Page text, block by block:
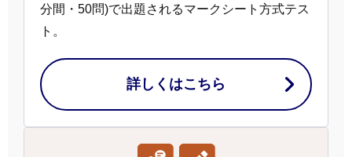
分間・50問)で出題されるマークシート方式テス
ト。
詳しくはこちら